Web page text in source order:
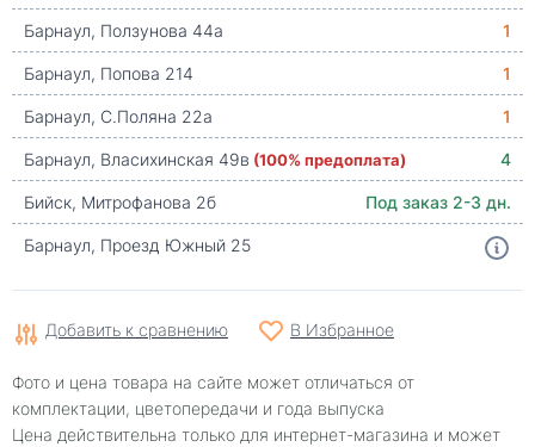
Барнаул, Ползунова 44а
1
Барнаул, Попова 214
1
Барнаул, С.Поляна 22а
1
Барнаул, Власихинская 49в (100% предоплата)
4
Бийск, Митрофанова 2б
Под заказ 2-3 дн.
Барнаул, Проезд Южный 25
Добавить к сравнению В Избранное
Фото и цена товара на сайте может отличаться от
комплектации, цветопередачи и года выпуска
Цена действительна только для интернет-магазина и может